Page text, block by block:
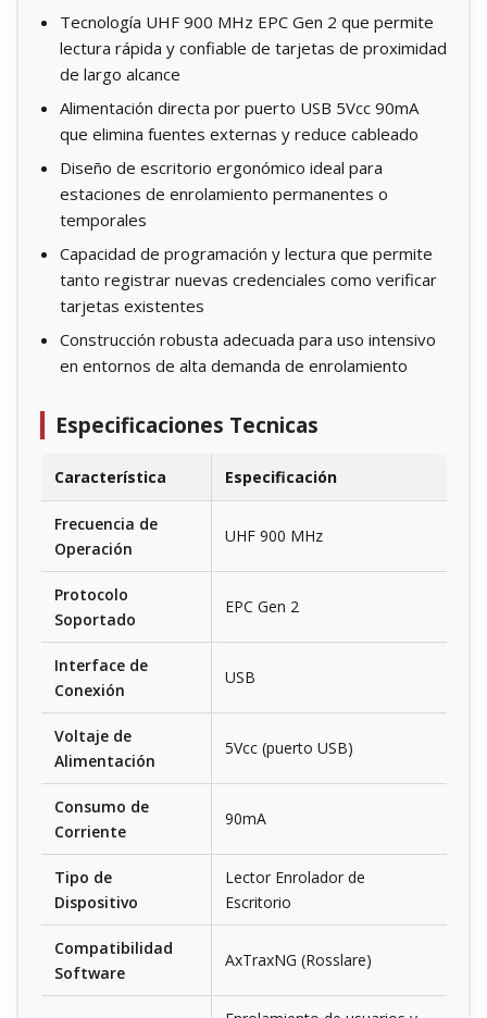
Tecnología UHF 900 MHz EPC Gen 2 que permite
lectura rápida y confiable de tarjetas de proximidad
de largo alcance
Alimentación directa por puerto USB 5Vcc 90mA
que elimina fuentes externas y reduce cableado
Diseño de escritorio ergonómico ideal para
estaciones de enrolamiento permanentes o
temporales
Capacidad de programación y lectura que permite
tanto registrar nuevas credenciales como verificar
tarjetas existentes
Construcción robusta adecuada para uso intensivo
en entornos de alta demanda de enrolamiento
Especificaciones Tecnicas
Característica Especificación
Frecuencia de
Operación
UHF 900 MHz
Protocolo
Soportado
EPC Gen 2
Interface de
Conexión
USB
Voltaje de
Alimentación
5Vcc (puerto USB)
Consumo de
Corriente
90mA
Tipo de
Dispositivo
Lector Enrolador de
Escritorio
Compatibilidad
Software
AxTraxNG (Rosslare)